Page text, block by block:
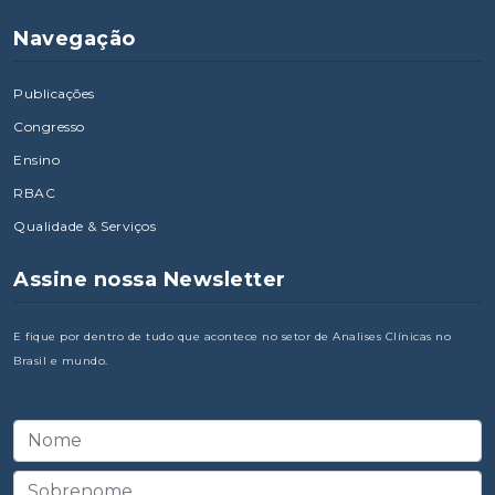
Navegação
Publicações
Congresso
Ensino
RBAC
Qualidade & Serviços
Assine nossa Newsletter
E fique por dentro de tudo que acontece no setor de Analises Clínicas no
Brasil e mundo.